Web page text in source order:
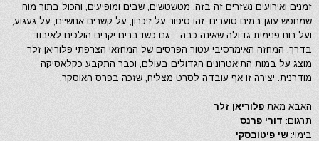
זמנים ואירועים נשזרים זה בזה, מטשטשים, שבים ומופיעים, והכול בתוך מוח
שמחפש עוגן במים סוערים. זהו סיפור על זיכרון, על קשרים אנושיים, על געגוע,
ועל רוח פנימית גדולה שאינה כבה – גם כשדברים יקרים הולכים לאיבוד
בדרך. המחזה האימרסיבי עטור הפרסים של המחזאי הצרפתי פלוריאן זלר
מוצג על במות התיאטרונים הגדולים בעולם, וכבר התקבע כקלאסיקה
מודרנית. יצירה זו אף עובדה לסרט מצליח, שזכה בפרס האוסקר.
האבא מאת פלוריאן זלר
תרגום: דורי פרנס
בימוי:שי פיטובסקי